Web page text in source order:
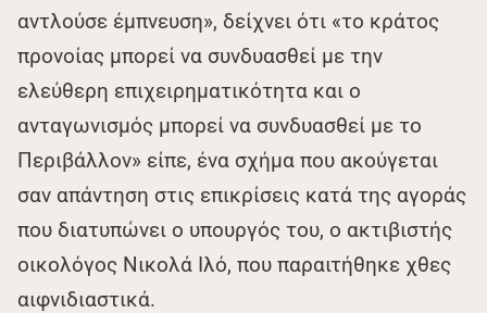
αντλούσε έμπνευση», δείχνει ότι «το κράτος
προνοίας μπορεί να συνδυασθεί με την
ελεύθερη επιχειρηματικότητα και ο
ανταγωνισμός μπορεί να συνδυασθεί με το
Περιβάλλον» είπε, ένα σχήμα που ακούγεται
σαν απάντηση στις επικρίσεις κατά της αγοράς
που διατυπώνει ο υπουργός του, ο ακτιβιστής
οικολόγος Νικολά Ιλό, που παραιτήθηκε χθες
αιφνιδιαστικά.